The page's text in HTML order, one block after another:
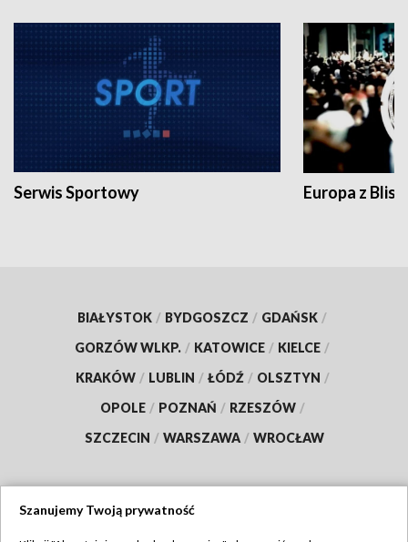
Serwis Sportowy Europa z
BIAŁYSTOK / BYDGOSZCZ / GDAŃSK /
GORZÓW WLKP. / KATOWICE / KIELCE /
KRAKÓW / LUBLIN / ŁÓDŹ / OLSZTYN /
OPOLE / POZNAŃ / RZESZÓW /
SZCZECIN / WARSZAWA / WROCŁAW
Szanujemy Twoją prywatność